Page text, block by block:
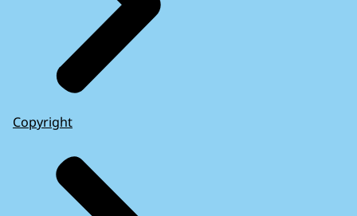
Copyright